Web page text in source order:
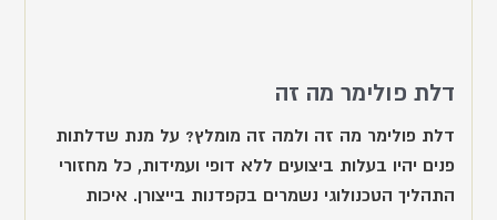
דלת פולימר מה זה
דלת פולימר מה זה ולמה זה מומלץ? על מנת שדלתות
פנים יהיו בעלות ביצועים ללא דופי ועמידות, כל מחזורי
התהליך הטכנולוגי נשמרים בקפדנות בייצורן. איכות